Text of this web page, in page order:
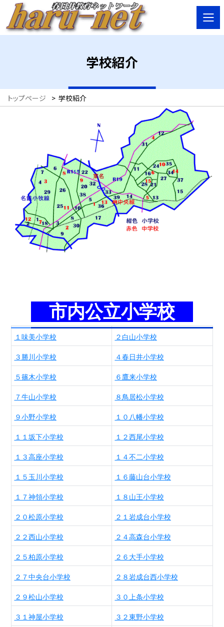
学校紹介
トップページ > 学校紹介
市内公立小学校
１味美小学校 ２白山小学校
３勝川小学校 ４春日井小学校
５篠木小学校 ６鷹来小学校
７牛山小学校 ８鳥居松小学校
９小野小学校 １０八幡小学校
１１坂下小学校 １２西尾小学校
１３高座小学校 １４不二小学校
１５玉川小学校 １６藤山台小学校
１７神領小学校 １８山王小学校
２０松原小学校 ２１岩成台小学校
２２西山小学校 ２４高森台小学校
２５柏原小学校 ２６大手小学校
２７中央台小学校 ２８岩成台西小学校
２９松山小学校 ３０上条小学校
３１神屋小学校 ３２東野小学校